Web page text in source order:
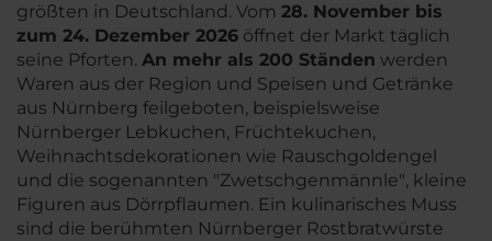
größten in Deutschland. Vom 28. November bis
zum 24. Dezember 2026 öffnet der Markt täglich
seine Pforten. An mehr als 200 Ständen werden
Waren aus der Region und Speisen und Getränke
aus Nürnberg feilgeboten, beispielsweise
Nürnberger Lebkuchen, Früchtekuchen,
Weihnachtsdekorationen wie Rauschgoldengel
und die sogenannten "Zwetschgenmännle", kleine
Figuren aus Dörrpflaumen. Ein kulinarisches Muss
sind die berühmten Nürnberger Rostbratwürste